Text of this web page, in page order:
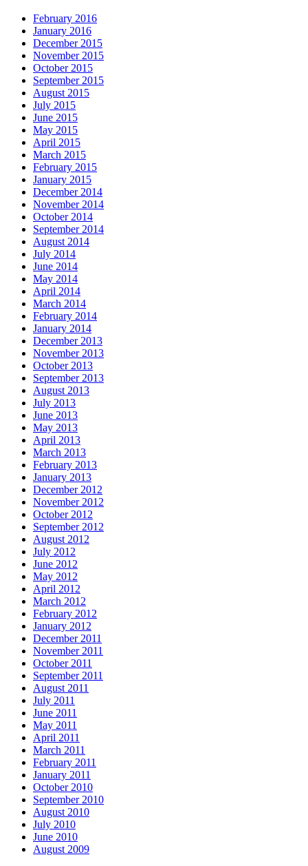
February 2016
January 2016
December 2015
November 2015
October 2015
September 2015
August 2015
July 2015
June 2015
May 2015
April 2015
March 2015
February 2015
January 2015
December 2014
November 2014
October 2014
September 2014
August 2014
July 2014
June 2014
May 2014
April 2014
March 2014
February 2014
January 2014
December 2013
November 2013
October 2013
September 2013
August 2013
July 2013
June 2013
May 2013
April 2013
March 2013
February 2013
January 2013
December 2012
November 2012
October 2012
September 2012
August 2012
July 2012
June 2012
May 2012
April 2012
March 2012
February 2012
January 2012
December 2011
November 2011
October 2011
September 2011
August 2011
July 2011
June 2011
May 2011
April 2011
March 2011
February 2011
January 2011
October 2010
September 2010
August 2010
July 2010
June 2010
August 2009